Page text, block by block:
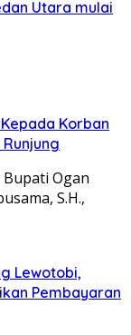
Utara mulai
Korban
Bupati Ogan
S.H.,
Lewotobi,
Pembayaran